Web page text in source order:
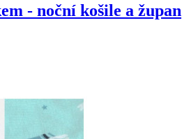
- noční košile a župan